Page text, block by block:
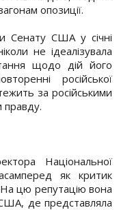
опозиції.
Сенату США у січні
не ідеалізувала
щодо дій його
російської
за російськими
правду.
Національної
як критик
На цю репутацію вона
США, де представляла